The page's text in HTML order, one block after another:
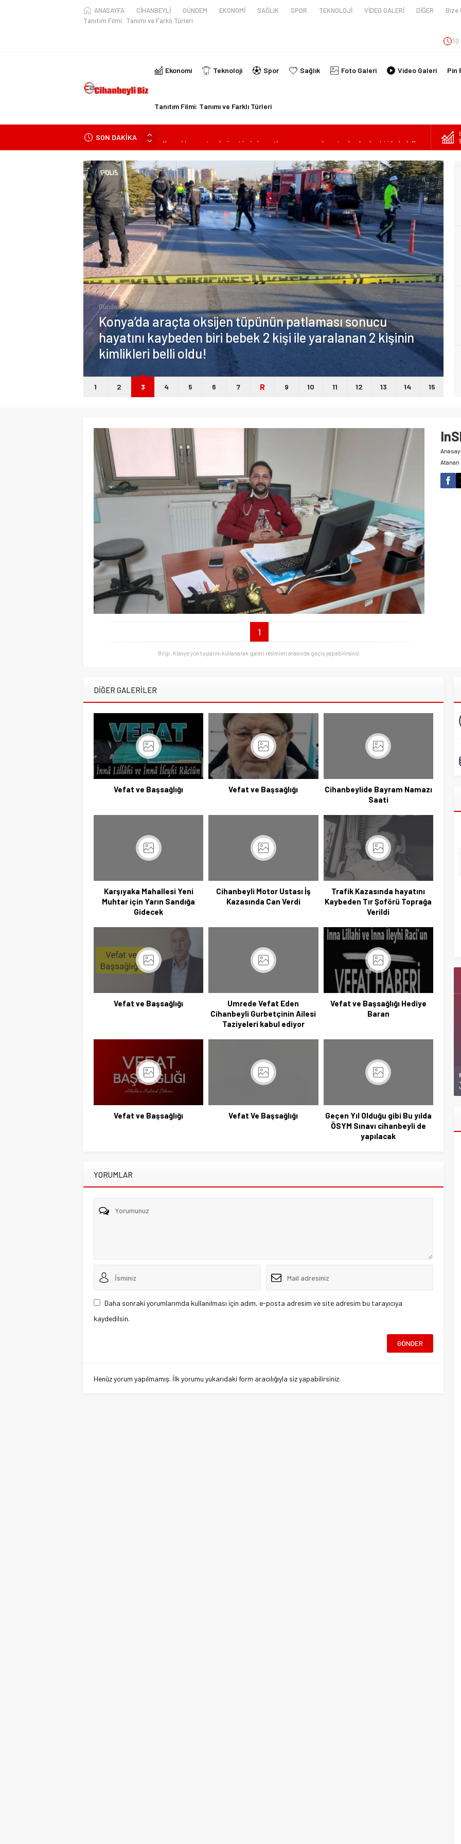
ANASAYFA CİHANBEYLİ GÜNDEM EKONOMİ SAĞLIK SPOR TEKNOLOJİ VİDEO GALERİ DİĞER Bize
Tanıtım Filmi: Tanımı ve Farklı Türleri
10
Ekonomi Teknoloji Spor Sağlık Foto Galeri Video Galeri Pin
Tanıtım Filmi: Tanımı ve Farklı Türleri
SON DAKİKA
KULU’DA HAFİF TİCARİ ARAÇ TAKLA ATTI: 2’Sİ ÇOCUK, 3 YARALI
Trafik Kazasinda Yaralanmıştı, Tedavi gördüğü Hastanede Hayatını Kaybetti
Başkan Adayı Kemal Tekin Sahada Ziyaretlerini Yoğunlaştırdı
Konyalı Çiftci Feci şekilde Can Verdi
Gündem 26 Şubat 2025 19:04
Konya’da araçta oksijen tüpünün patlaması sonucu
hayatını kaybeden biri bebek 2 kişi ile yaralanan 2 kişinin
kimlikleri belli oldu!
1 2 3 4 5 6 7 R 9 10 11 12 13 14 15
1
Bilgi: Klavye yön tuşlarını kullanarak galeri resimleri arasında geçiş yapabilirsiniz.
Atanan
DİĞER GALERİLER
Vefat ve Başsağlığı Vefat ve Başsağlığı
Cihanbeylide Bayram Namazı
Saati
Karşıyaka Mahallesi Yeni
Muhtar için Yarın Sandığa
Gidecek
Cihanbeyli Motor Ustası İş
Kazasında Can Verdi
Trafik Kazasında hayatını
Kaybeden Tır Şoförü Toprağa
Verildi
Vefat ve Başsağlığı
Umrede Vefat Eden
Cihanbeyli Gurbetçinin Ailesi
Taziyeleri kabul ediyor
Vefat ve Başsağlığı Hediye
Baran
Vefat ve Başsağlığı Vefat Ve Başsağlığı
Geçen Yıl Olduğu gibi Bu yılda
ÖSYM Sınavı cihanbeyli de
yapılacak
YORUMLAR
Daha sonraki yorumlarımda kullanılması için adım, e-posta adresim ve site adresim bu tarayıcıya
kaydedilsin.
Henüz yorum yapılmamış. İlk yorumu yukarıdaki form aracılığıyla siz yapabilirsiniz.
Başkan Adayı Kemal Tekin Sahada